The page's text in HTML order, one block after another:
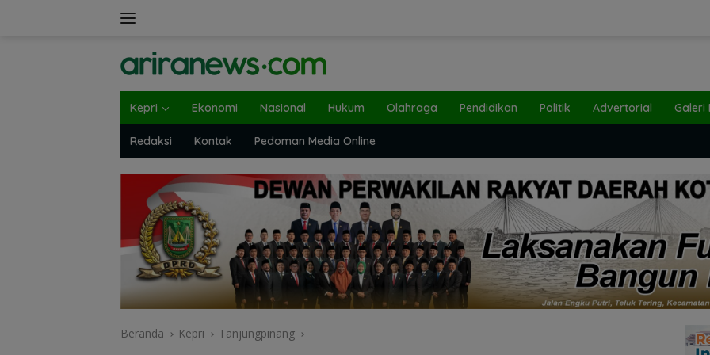
Kepri Ekonomi Nasional Hukum Olahraga Pendidikan Politik Advertorial Galeri
Redaksi Kontak Pedoman Media Online
Beranda Kepri Tanjungpinang